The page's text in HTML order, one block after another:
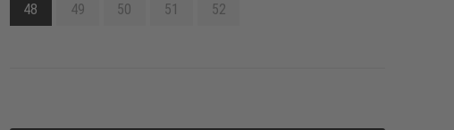
48 49 50 51 52